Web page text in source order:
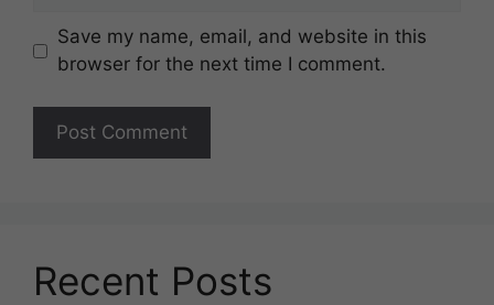
Save my name, email, and website in this
browser for the next time I comment.
Recent Posts